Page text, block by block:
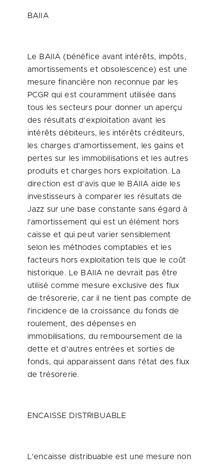
BAIIA
Le BAIIA (bénéfice avant intérêts, impôts,
amortissements et obsolescence) est une
mesure financière non reconnue par les
PCGR qui est couramment utilisée dans
tous les secteurs pour donner un aperçu
des résultats d'exploitation avant les
intérêts débiteurs, les intérêts créditeurs,
les charges d'amortissement, les gains et
pertes sur les immobilisations et les autres
produits et charges hors exploitation. La
direction est d'avis que le BAIIA aide les
investisseurs à comparer les résultats de
Jazz sur une base constante sans égard à
l'amortissement qui est un élément hors
caisse et qui peut varier sensiblement
selon les méthodes comptables et les
facteurs hors exploitation tels que le coût
historique. Le BAIIA ne devrait pas être
utilisé comme mesure exclusive des flux
de trésorerie, car il ne tient pas compte de
l'incidence de la croissance du fonds de
roulement, des dépenses en
immobilisations, du remboursement de la
dette et d'autres entrées et sorties de
fonds, qui apparaissent dans l'état des flux
de trésorerie.
ENCAISSE DISTRIBUABLE
L'encaisse distribuable est une mesure non